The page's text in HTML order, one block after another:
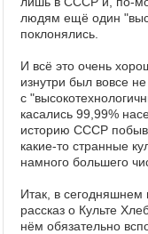
людям ещё один
поклонялись.
И всё это очень
изнутри был вовсе
с
касались 99,99%
историю СССР
какие-то странные
намного большего
Итак, в
рассказ о Культе
нём обязательно